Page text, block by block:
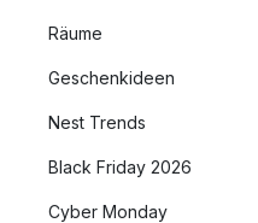
Räume
Geschenkideen
Nest Trends
Black Friday 2026
Cyber Monday